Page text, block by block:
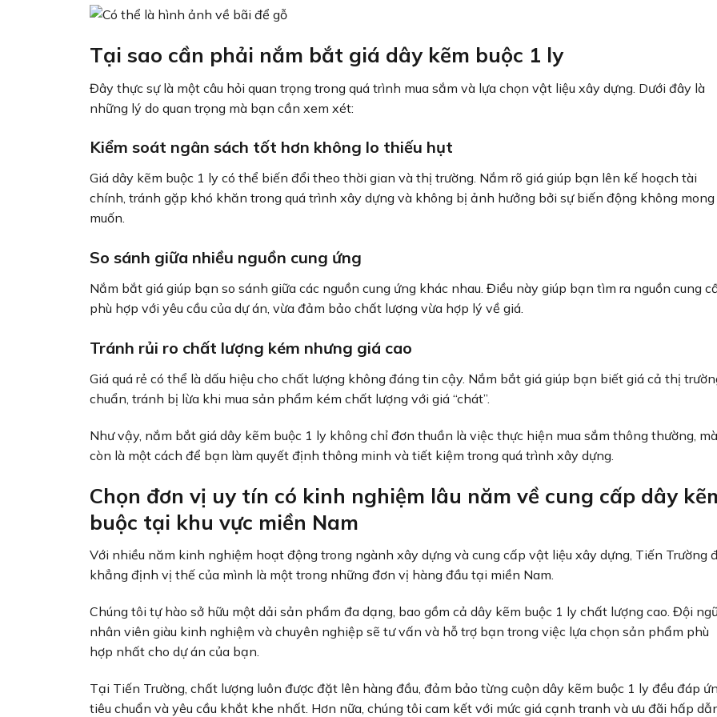
Tại sao cần phải nắm bắt giá dây kẽm buộc 1 ly
Đây thực sự là một câu hỏi quan trọng trong quá trình mua sắm và lựa chọn vật liệu xây dựng. Dưới đây là
những lý do quan trọng mà bạn cần xem xét:
Kiểm soát ngân sách tốt hơn không lo thiếu hụt
Giá dây kẽm buộc 1 ly có thể biến đổi theo thời gian và thị trường. Nắm rõ giá giúp bạn lên kế hoạch tài
chính, tránh gặp khó khăn trong quá trình xây dựng và không bị ảnh hưởng bởi sự biến động không mong
muốn.
So sánh giữa nhiều nguồn cung ứng
Nắm bắt giá giúp bạn so sánh giữa các nguồn cung ứng khác nhau. Điều này giúp bạn tìm ra nguồn cung
phù hợp với yêu cầu của dự án, vừa đảm bảo chất lượng vừa hợp lý về giá.
Tránh rủi ro chất lượng kém nhưng giá cao
Giá quá rẻ có thể là dấu hiệu cho chất lượng không đáng tin cậy. Nắm bắt giá giúp bạn biết giá cả thị
chuẩn, tránh bị lừa khi mua sản phẩm kém chất lượng với giá “chát”.
Như vậy, nắm bắt giá dây kẽm buộc 1 ly không chỉ đơn thuần là việc thực hiện mua sắm thông thường, mà
còn là một cách để bạn làm quyết định thông minh và tiết kiệm trong quá trình xây dựng.
Chọn đơn vị uy tín có kinh nghiệm lâu năm về cung cấp dây
buộc tại khu vực miền Nam
Với nhiều năm kinh nghiệm hoạt động trong ngành xây dựng và cung cấp vật liệu xây dựng, Tiến Trường
khẳng định vị thế của mình là một trong những đơn vị hàng đầu tại miền Nam.
Chúng tôi tự hào sở hữu một dải sản phẩm đa dạng, bao gồm cả dây kẽm buộc 1 ly chất lượng cao. Đội
nhân viên giàu kinh nghiệm và chuyên nghiệp sẽ tư vấn và hỗ trợ bạn trong việc lựa chọn sản phẩm phù
hợp nhất cho dự án của bạn.
Tại Tiến Trường, chất lượng luôn được đặt lên hàng đầu, đảm bảo từng cuộn dây kẽm buộc 1 ly đều đáp
tiêu chuẩn và yêu cầu khắt khe nhất. Hơn nữa, chúng tôi cam kết với mức giá cạnh tranh và ưu đãi hấp